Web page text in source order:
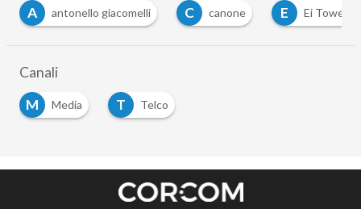
giacomelli C canone E Ei Towers F
Canali
M
Media T Telco